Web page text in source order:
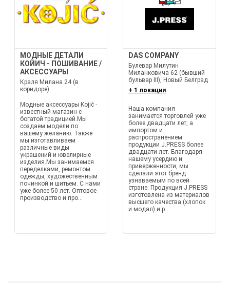
МОДНЫЕ ДЕТАЛИ
КОЙИЧ - ПОШИВАНИЕ /
АКСЕССУАРЫ
Краля Милана 24 (в
коридоре)
Модные аксессуары Kojić -
известный магазин с
богатой традицией.Мы
создаем модели по
вашему желанию. Также
мы изготавливаем
различные виды
украшений и ювелирные
изделия.Мы занимаемся
переделками, ремонтом
одежды, художественным
починкой и шитьем. С нами
уже более 50 лет. Оптовое
производство и про...
DAS COMPANY
Булевар Милутин
Миланковича 62 (бывший
бульвар III), Новый Белград
+ 1 локации
Наша компания
занимается торговлей уже
более двадцати лет, а
импортом и
распространением
продукции J.PRESS более
двадцати лет. Благодаря
нашему усердию и
приверженности, мы
сделали этот бренд
узнаваемым по всей
стране. Продукция J.PRESS
изготовлена из материалов
высшего качества (хлопок
и модал) и р...